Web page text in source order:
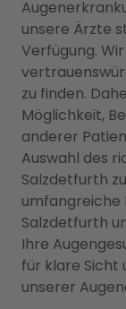
unsere Ärzte
Verfügung.
zu finden.
Möglichkeit,
anderer
Auswahl des
Salzdetfurth
umfangreiche
Salzdetfurth
Ihre
für klare Sicht
unserer